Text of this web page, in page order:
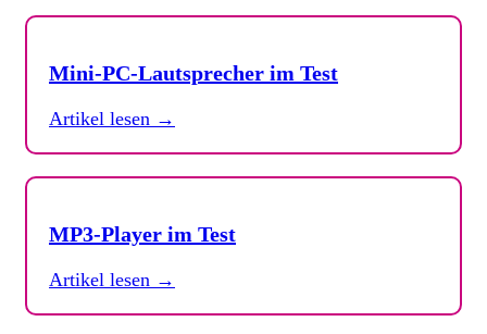
Mini-PC-Lautsprecher im Test
Artikel lesen →
MP3-Player im Test
Artikel lesen →